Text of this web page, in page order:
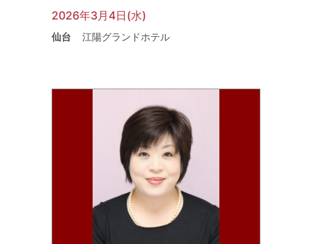
2026年3月4日(水)
仙台 江陽グランドホテル